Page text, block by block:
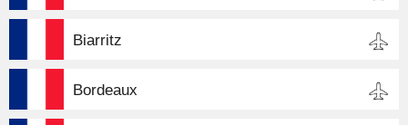
Biarritz
Bordeaux